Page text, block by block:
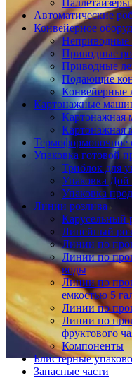
Паллетайзеры
Автоматические
Конвейерное
Неприводные
Приводные
Приводные
Подающие
Конвейерные
Картонажные
Картонажная
Картонажная
Термоформовочное
Упаковка готовой
Триблок для
Упаковка Дой
Упаковка
Линии розлива
Карусельный
Линейный
Линии по
Линии по
воды
Линии по
емкостью 5
Линии по
Линии по
фруктового
Компоненты
Блистерные
Запасные части